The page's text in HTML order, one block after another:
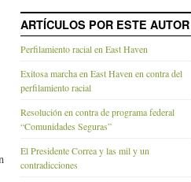
ARTÍCULOS POR ESTE AUTOR
Perfilamiento racial en East Haven
Exitosa marcha en East Haven en contra del
perfilamiento racial
Resolución en contra de programa federal
“Comunidades Seguras”
El Presidente Correa y las mil y un
contradicciones